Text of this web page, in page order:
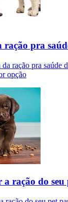
pra
ração pra saúde
opção
ração do seu